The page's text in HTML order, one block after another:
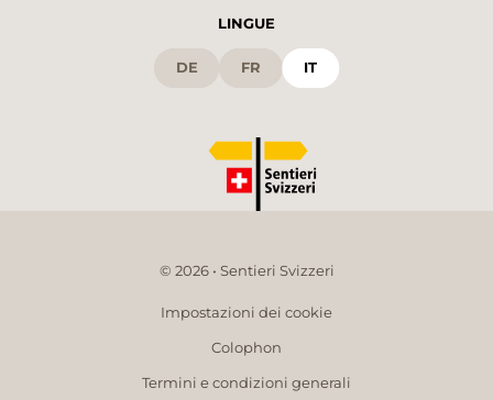
LINGUE
DE FR IT
© 2026 • Sentieri Svizzeri
Impostazioni dei cookie
Colophon
Termini e condizioni generali